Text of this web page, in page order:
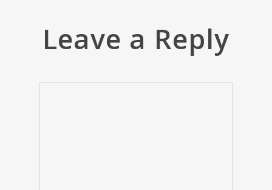
Leave a Reply